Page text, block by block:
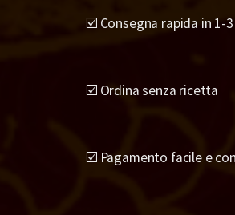
☑️ Consegna rapida in 1-
☑️ Ordina senza ricetta
☑️ Pagamento facile e